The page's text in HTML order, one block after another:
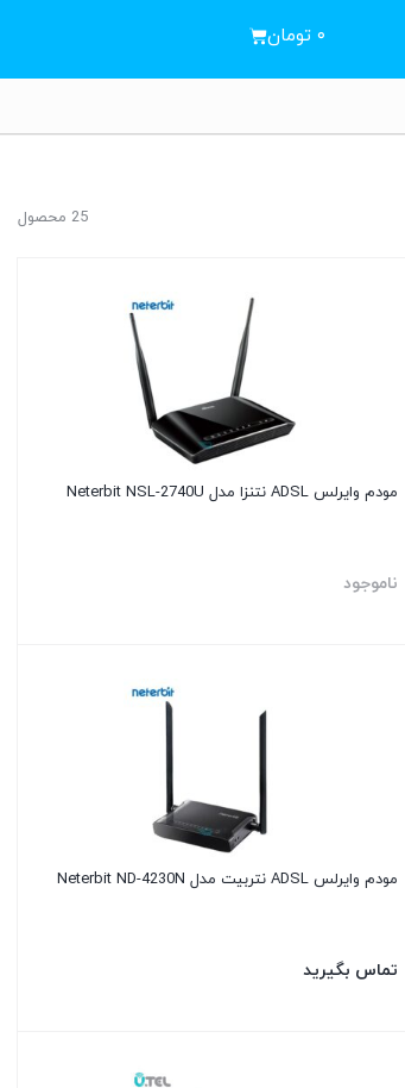
۰ تومان
25 محصول
مودم وایرلس ADSL نتنزا مدل Neterbit NSL-2740U
ناموجود
مودم وایرلس ADSL نتربیت مدل Neterbit ND-4230N
تماس بگیرید